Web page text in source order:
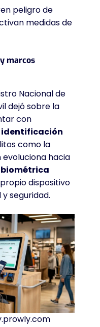
peligro de
medidas de
marcos
Nacional de
dejó sobre la
con
identificación
como la
evoluciona hacia
dispositivo
seguridad.